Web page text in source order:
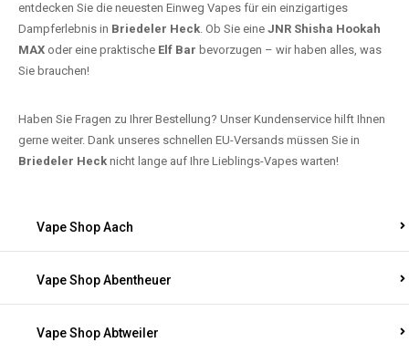
entdecken Sie die neuesten Einweg Vapes für ein einzigartiges
Dampferlebnis in Briedeler Heck. Ob Sie eine JNR Shisha Hookah
MAX oder eine praktische Elf Bar bevorzugen – wir haben alles, was
Sie brauchen!
Haben Sie Fragen zu Ihrer Bestellung? Unser Kundenservice hilft Ihnen
gerne weiter. Dank unseres schnellen EU-Versands müssen Sie in
Briedeler Heck nicht lange auf Ihre Lieblings-Vapes warten!
Vape Shop Aach
Vape Shop Abentheuer
Vape Shop Abtweiler